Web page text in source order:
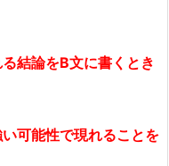
結論をB文に書くとき
可能性で現れることを